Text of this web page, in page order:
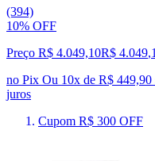
(394)
10% OFF
Preço R$ 4.049,10R$ 4.049,
no Pix Ou 10x de R$ 449,90
juros
Cupom R$ 300 OFF